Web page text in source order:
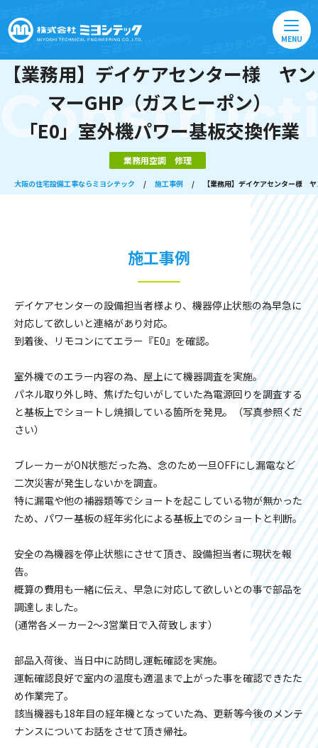
MENU
【業務用】デイケアセンター様 ヤン
マーGHP（ガスヒーポン）
「E0」室外機パワー基板交換作業
業務用空調 修理
大阪の住宅設備工事ならミヨシテック / 施工事例 / 【業務用】デイケアセンター様
施工事例
デイケアセンターの設備担当者様より、機器停止状態の為早急に
対応して欲しいと連絡があり対応。
到着後、リモコンにてエラー『E0』を確認。
室外機でのエラー内容の為、屋上にて機器調査を実施。
パネル取り外し時、焦げた匂いがしていた為電源回りを調査する
と基板上でショートし焼損している箇所を発見。（写真参照くだ
さい）
ブレーカーがON状態だった為、念のため一旦OFFにし漏電など
二次災害が発生しないかを調査。
特に漏電や他の補器類等でショートを起こしている物が無かった
ため、パワー基板の経年劣化による基板上でのショートと判断。
安全の為機器を停止状態にさせて頂き、設備担当者に現状を報
告。
概算の費用も一緒に伝え、早急に対応して欲しいとの事で部品を
調達しました。
(通常各メーカー2～3営業日で入荷致します）
部品入荷後、当日中に訪問し運転確認を実施。
運転確認良好で室内の温度も適温まで上がった事を確認できたた
め作業完了。
該当機器も18年目の経年機となっていた為、更新等今後のメンテ
ナンスについてお話をさせて頂き帰社。